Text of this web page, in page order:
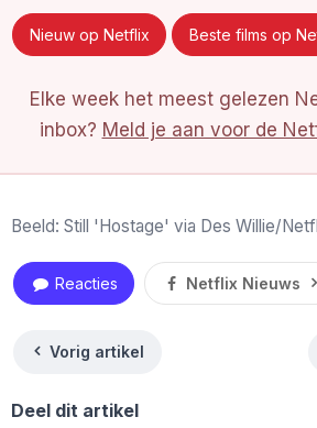
Nieuw op Netflix Beste films op
Elke week het meest gelezen
inbox? Meld je aan voor de
Beeld: Still 'Hostage' via Des Willie/
Reacties Netflix Nieuws
Vorig artikel
Deel dit artikel